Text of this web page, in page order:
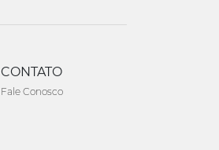
CONTATO
Fale Conosco